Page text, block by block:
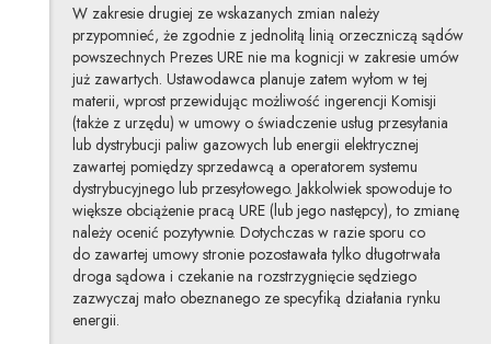
W zakresie drugiej ze wskazanych zmian należy
przypomnieć, że zgodnie z jednolitą linią orzeczniczą sądów
powszechnych Prezes URE nie ma kognicji w zakresie umów
już zawartych. Ustawodawca planuje zatem wyłom w tej
materii, wprost przewidując możliwość ingerencji Komisji
(także z urzędu) w umowy o świadczenie usług przesyłania
lub dystrybucji paliw gazowych lub energii elektrycznej
zawartej pomiędzy sprzedawcą a operatorem systemu
dystrybucyjnego lub przesyłowego. Jakkolwiek spowoduje to
większe obciążenie pracą URE (lub jego następcy), to zmianę
należy ocenić pozytywnie. Dotychczas w razie sporu co
do zawartej umowy stronie pozostawała tylko długotrwała
droga sądowa i czekanie na rozstrzygnięcie sędziego
zazwyczaj mało obeznanego ze specyfiką działania rynku
energii.